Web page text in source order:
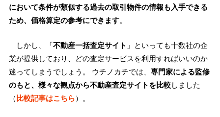
において条件が類似する過去の取引物件の情報も入手できる
ため、価格算定の参考にできます。
しかし、「不動産一括査定サイト 」といっても十数社の企
業が提供しており、どの査定サービスを利用すればいいのか
迷ってしまうでしょう。 ウチノカチでは、 専門家による監修
のもと、様々な観点から不動産査定サイトを比較しました
（比較記事はこちら）。